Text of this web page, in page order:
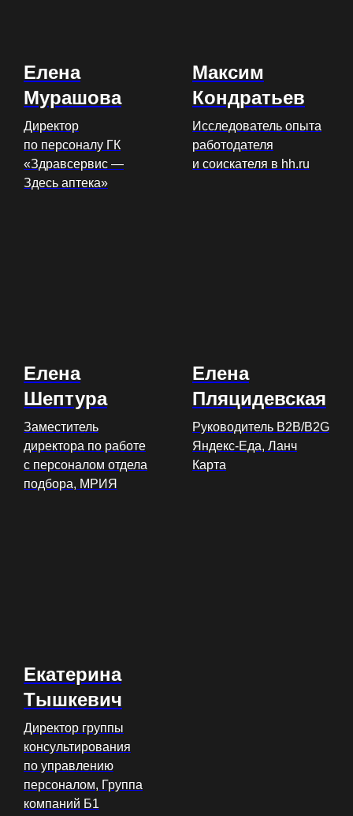
Елена
Мурашова
Директор
по персоналу ГК
«Здравсервис —
Здесь аптека»
Максим
Кондратьев
Исследователь опыта
работодателя
и соискателя в hh.ru
Елена
Шептура
Заместитель
директора по работе
с персоналом отдела
подбора, МРИЯ
Елена
Пляцидевская
Руководитель В2В/B2G
Яндекс-Еда, Ланч
Карта
Екатерина
Тышкевич
Директор группы
консультирования
по управлению
персоналом, Группа
компаний Б1